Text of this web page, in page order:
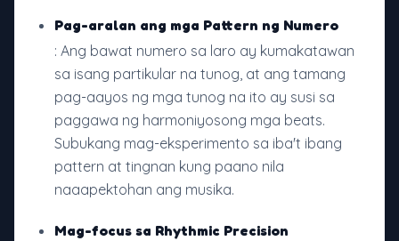
Pag-aralan ang mga Pattern ng Numero
: Ang bawat numero sa laro ay kumakatawan
sa isang partikular na tunog, at ang tamang
pag-aayos ng mga tunog na ito ay susi sa
paggawa ng harmoniyosong mga beats.
Subukang mag-eksperimento sa iba't ibang
pattern at tingnan kung paano nila
naaapektohan ang musika.
Mag-focus sa Rhythmic Precision